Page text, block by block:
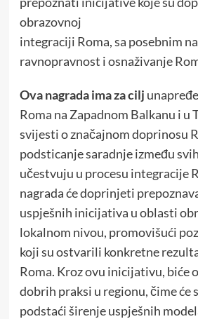
obrazovnoj
integraciji Roma, sa posebnim
ravnopravnost i osnaživanje
Ova nagrada ima za cilj
Roma na Zapadnom Balkanu i u
svijesti o značajnom doprinosu
podsticanje saradnje između
učestvuju u procesu integracije
nagrada će doprinjeti
uspješnih inicijativa u oblasti
lokalnom nivou, promovišući
koji su ostvarili konkretne
Roma. Kroz ovu inicijativu, biće
dobrih praksi u regionu, čime će
podstaći širenje uspješnih